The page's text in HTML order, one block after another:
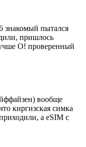
знакомый пытался
пришлось
О! проверенный
вообще
киргизская симка
а eSIM с